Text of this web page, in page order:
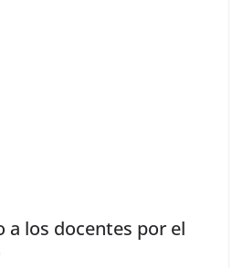
a los docentes por el